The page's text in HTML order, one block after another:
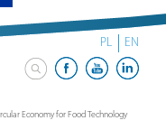
PL EN
Economy for Food Technology